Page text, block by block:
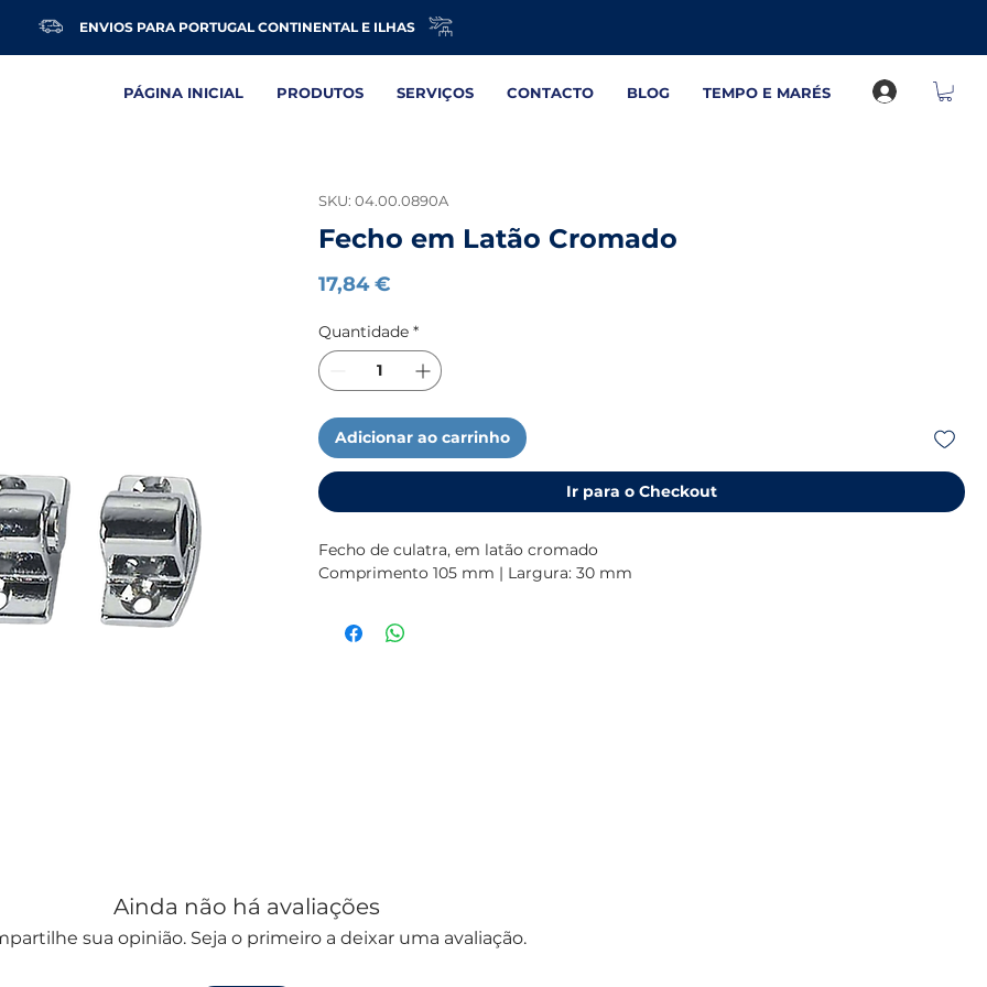
ENVIOS PARA PORTUGAL CONTINENTAL E ILHAS
PÁGINA INICIAL PRODUTOS SERVIÇOS CONTACTO BLOG TEMPO E MARÉS
SKU: 04.00.0890A
Fecho em Latão Cromado
17,84 €
Quantidade *
Adicionar ao carrinho
Ir para o Checkout
Fecho de culatra, em latão cromado
Comprimento 105 mm | Largura: 30 mm
Ainda não há avaliações
sua opinião. Seja o primeiro a deixar uma avaliação.